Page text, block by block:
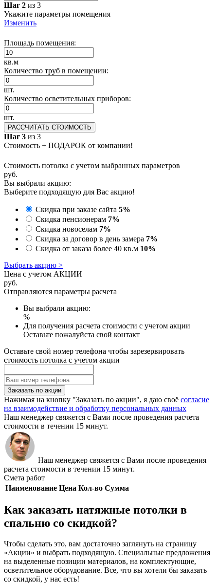
Шаг 2 из 3
Укажите параметры помещения
Изменить
Площадь помещения:
кв.м
Количество труб в помещении:
шт.
Количество осветительных приборов:
шт.
РАССЧИТАТЬ СТОИМОСТЬ
Шаг 3 из 3
Стоимость + ПОДАРОК от компании!
Стоимость потолка с учетом выбранных параметров
руб.
Вы выбрали акцию:
Выберите подходящую для Вас акцию!
Скидка при заказе сайта 5%
Скидка пенсионерам 7%
Скидка новоселам 7%
Скидка за договор в день замера 7%
Скидка от заказа более 40 кв.м 10%
Выбрать акцию >
Цена с учетом АКЦИИ
руб.
Отправляются параметры расчета
Вы выбрали акцию:
%
Для получения расчета стоимости с учетом акции
Оставьте пожалуйста свой контакт
Оставьте свой номер телефона чтобы зарезервировать
стоимость потолка с учетом акции
Заказать по акции
Нажимая на кнопку "Заказать по акции", я даю своё согласие
на взаимодействие и обработку персональных данных
Наш менеджер свяжется с Вами после проведения расчета
стоимости в течении 15 минут.
Наш менеджер свяжется с Вами после проведения
расчета стоимости в течении 15 минут.
Смета работ
Наименование Цена Кол-во Сумма
Как заказать натяжные потолки в
спальню со скидкой?
Чтобы сделать это, вам достаточно заглянуть на страницу
«Акции» и выбрать подходящую. Специальные предложения
на выделенные позиции материалов, на комплектующие,
осветительное оборудование. Все, что вы хотели бы заказать
со скидкой, у нас есть!